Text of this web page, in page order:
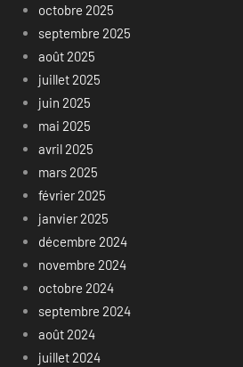
octobre 2025
septembre 2025
août 2025
juillet 2025
juin 2025
mai 2025
avril 2025
mars 2025
février 2025
janvier 2025
décembre 2024
novembre 2024
octobre 2024
septembre 2024
août 2024
juillet 2024